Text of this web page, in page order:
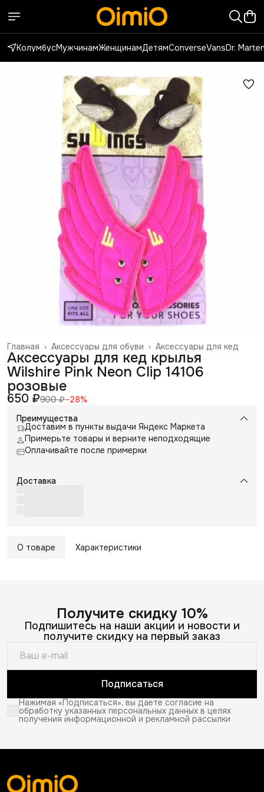
КолумбусМужчинамЖенщинамДетямConverseVansDr.
Аксессуары для кед
Аксессуары для обуви ›
Главная ›
Аксессуары для кед крылья
Wilshire Pink Neon Clip 14106
розовые
650 ₽900 ₽−28%
Преимущества
Доставим в пункты выдачи Яндекс Маркета
Примерьте товары и верните неподходящие
Оплачивайте после примерки
Доставка
О товаре Характеристики
Получите скидку 10%
Подпишитесь на наши акции и новости и
получите скидку на первый заказ
Подписаться
Нажимая «Подписаться», вы даете согласие на
обработку указанных персональных данных в целях
получения информационной и рекламной рассылки